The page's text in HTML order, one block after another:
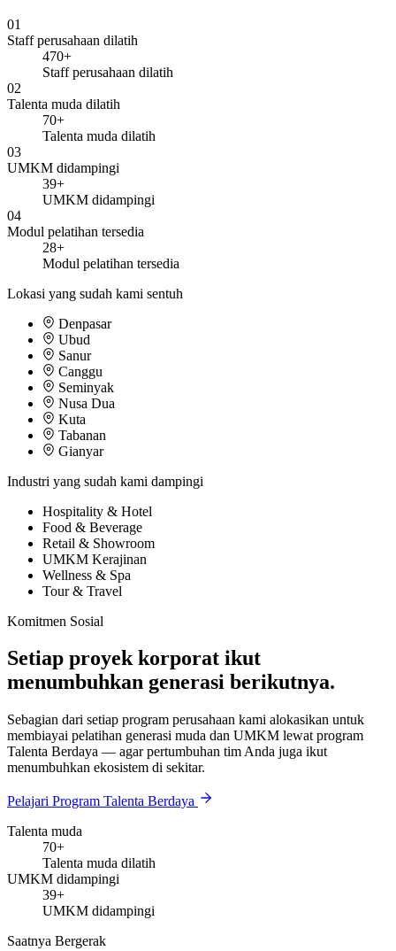
01
Staff perusahaan dilatih
470+
Staff perusahaan dilatih
02
Talenta muda dilatih
70+
Talenta muda dilatih
03
UMKM didampingi
39+
UMKM didampingi
04
Modul pelatihan tersedia
28+
Modul pelatihan tersedia
Lokasi yang sudah kami sentuh
Denpasar
Ubud
Sanur
Canggu
Seminyak
Nusa Dua
Kuta
Tabanan
Gianyar
Industri yang sudah kami dampingi
Hospitality & Hotel
Food & Beverage
Retail & Showroom
UMKM Kerajinan
Wellness & Spa
Tour & Travel
Komitmen Sosial
Setiap proyek korporat ikut
menumbuhkan generasi berikutnya.
Sebagian dari setiap program perusahaan kami alokasikan untuk
membiayai pelatihan generasi muda dan UMKM lewat program
Talenta Berdaya — agar pertumbuhan tim Anda juga ikut
menumbuhkan ekosistem di sekitar.
Pelajari Program Talenta Berdaya
Talenta muda
70+
Talenta muda dilatih
UMKM didampingi
39+
UMKM didampingi
Saatnya Bergerak